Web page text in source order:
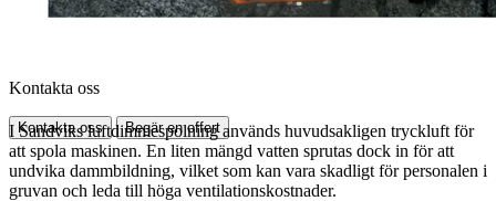
Kontakta oss
Kontakta oss Begär en offert
I Sandviks luftdimmespolning används huvudsakligen tryckluft för
att spola maskinen. En liten mängd vatten sprutas dock in för att
undvika dammbildning, vilket som kan vara skadligt för personalen i
gruvan och leda till höga ventilationskostnader.